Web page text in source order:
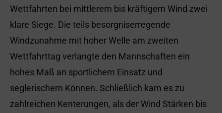
Wettfahrten bei mittlerem bis kräftigem Wind zwei
klare Siege. Die teils besorgniserregende
Windzunahme mit hoher Welle am zweiten
Wettfahrttag verlangte den Mannschaften ein
hohes Maß an sportlichem Einsatz und
seglerischem Können. Schließlich kam es zu
zahlreichen Kenterungen, als der Wind Stärken bis